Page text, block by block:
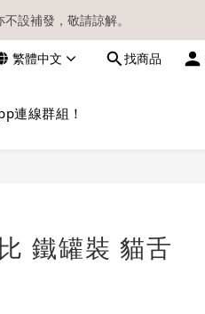
設補發，敬請諒解。
郵信箱。
繁體中文 找商品
連線群組！
鐵罐裝 貓舌